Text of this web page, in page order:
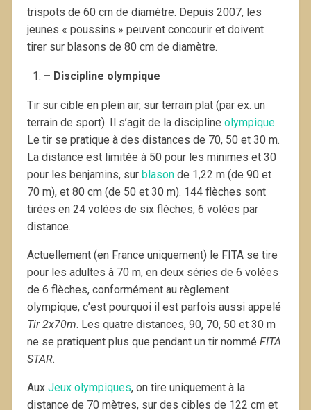
trispots de 60 cm de diamètre. Depuis 2007, les
jeunes « poussins » peuvent concourir et doivent
tirer sur blasons de 80 cm de diamètre.
– Discipline olympique
Tir sur cible en plein air, sur terrain plat (par ex. un
terrain de sport). Il s’agit de la discipline olympique.
Le tir se pratique à des distances de 70, 50 et 30 m.
La distance est limitée à 50 pour les minimes et 30
pour les benjamins, sur blasonde 1,22 m (de 90 et
70 m), et 80 cm (de 50 et 30 m). 144 flèches sont
tirées en 24 volées de six flèches, 6 volées par
distance.
Actuellement (en France uniquement) le FITA se tire
pour les adultes à 70 m, en deux séries de 6 volées
de 6 flèches, conformément au règlement
olympique, c’est pourquoi il est parfois aussi appelé
Tir 2x70m. Les quatre distances, 90, 70, 50 et 30 m
ne se pratiquent plus que pendant un tir nommé FITA
STAR.
Aux Jeux olympiques, on tire uniquement à la
distance de 70 mètres, sur des cibles de 122 cm et